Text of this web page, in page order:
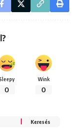
0
Wink
0